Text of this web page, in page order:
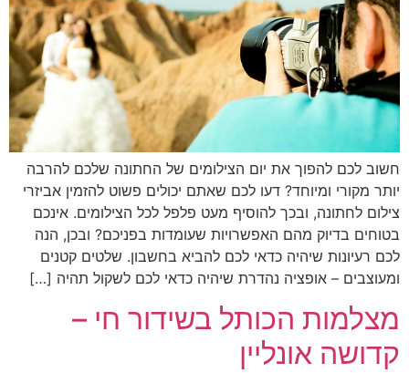
חשוב לכם להפוך את יום הצילומים של החתונה שלכם להרבה
יותר מקורי ומיוחד? דעו לכם שאתם יכולים פשוט להזמין אביזרי
צילום לחתונה, ובכך להוסיף מעט פלפל לכל הצילומים. אינכם
בטוחים בדיוק מהם האפשרויות שעומדות בפניכם? ובכן, הנה
לכם רעיונות שיהיה כדאי לכם להביא בחשבון. שלטים קטנים
ומעוצבים – אופציה נהדרת שיהיה כדאי לכם לשקול תהיה […]
מצלמות הכותל בשידור חי –
קדושה אונליין